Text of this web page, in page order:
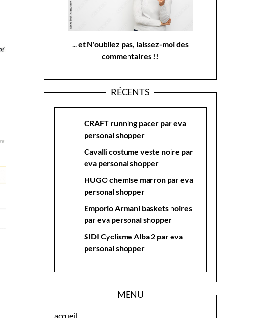
...et N'oubliez pas, laissez-moi des
commentaires !!
RÉCENTS
CRAFT running pacer par eva
personal shopper
Cavalli costume veste noire par
eva personal shopper
HUGO chemise marron par eva
personal shopper
Emporio Armani baskets noires
par eva personal shopper
SIDI Cyclisme Alba 2 par eva
personal shopper
MENU
accueil